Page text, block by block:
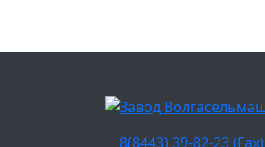
8(8443) 39-82-23 (Fax)